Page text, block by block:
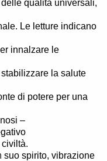
delle qualità universali,
Le letture indicano
innalzare le
la salute
di potere per una
–
suo spirito, vibrazione